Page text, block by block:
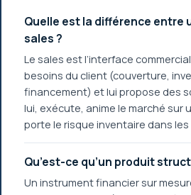
Quelle est la différence entre
sales ?
Le sales est l’interface
besoins du client (couverture,
financement) et lui propose des
lui, exécute, anime le marché sur
porte le risque inventaire dans les
Qu’est-ce qu’un produit
Un instrument financier sur